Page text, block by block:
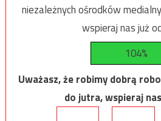
niezależnych ośrodków
wspieraj nas już
104%
Uważasz, że robimy dobrą
do jutra, wspieraj